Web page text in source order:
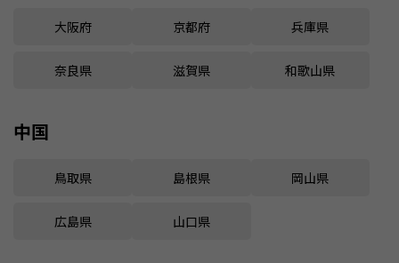
大阪府 京都府 兵庫県
奈良県 滋賀県 和歌山県
中国
鳥取県 島根県 岡山県
広島県 山口県